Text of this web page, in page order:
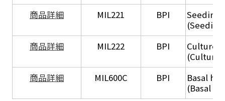
商品詳細
MIL221 BPI
Seeding
商品詳細
MIL222 BPI
Culture
(Culture
商品詳細
MIL600C BPI
Basal
(Basal